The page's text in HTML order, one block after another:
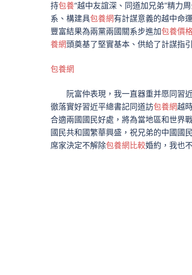
持包養“越中友誼深、同道加兄弟”精力
系、構建具包養網有計謀意義的越中命
豐富結果為兩黨兩國關系步進加包養價
養網頭奠基了堅實基本、供給了計謀指
包養網
阮富仲表現，我一直器重并愿同習
徹落實好習近平總書記同道訪包養網越
合適兩國國民好處，將為當地區和世界
國民共和國繁華興盛，祝兄弟的中國國
席家決定不解除包養網比較婚約，我也